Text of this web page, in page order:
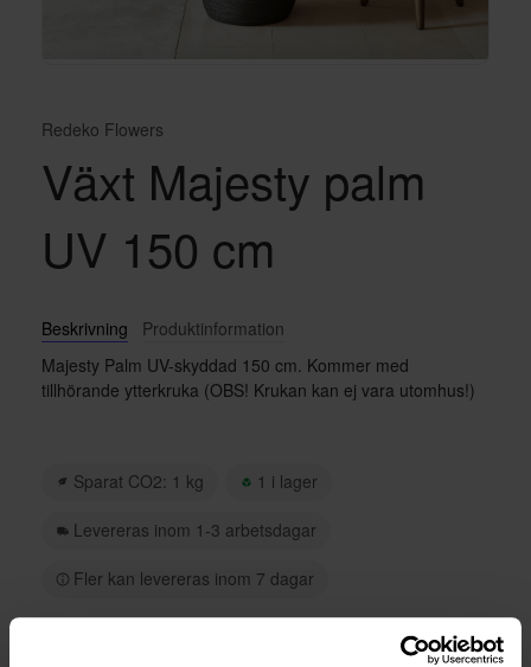
Redeko Flowers
Växt Majesty palm
UV 150 cm
Beskrivning
Produktinformation
Majesty Palm UV-skyddad 150 cm. Kommer med
tillhörande ytterkruka (OBS! Krukan kan ej vara utomhus!)
Sparat CO2: 1 kg 1 i lager
Levereras inom 1-3 arbetsdagar
Fler kan levereras inom 7 dagar